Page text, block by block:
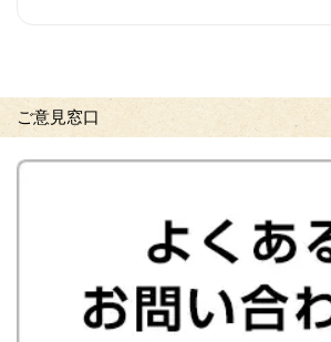
ご意見窓口